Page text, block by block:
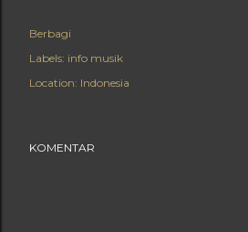
Berbagi
Labels: info musik
Location: Indonesia
KOMENTAR